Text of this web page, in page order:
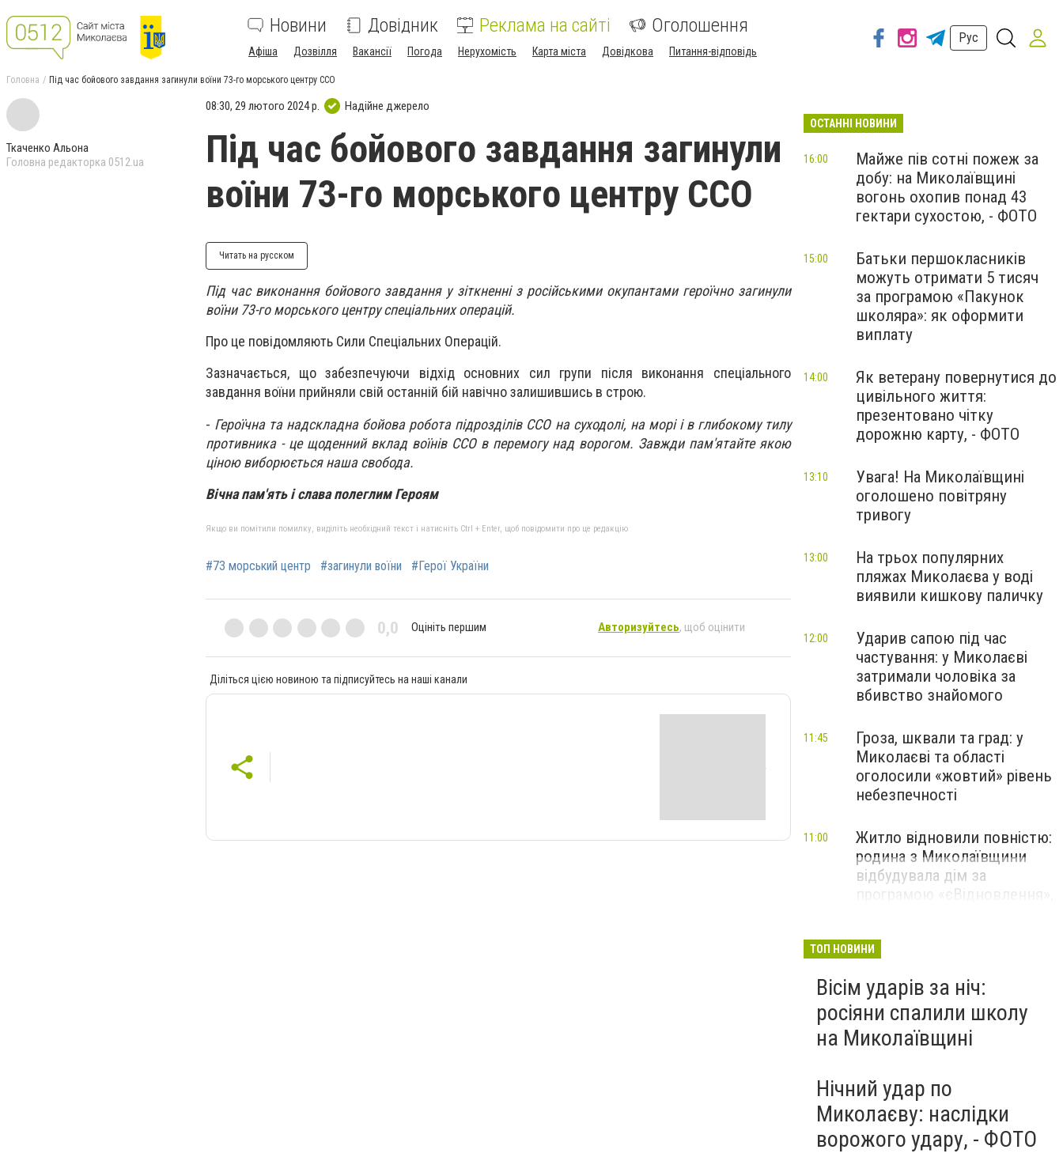
Новини Довідник Реклама на сайті Оголошення
Афіша Дозвілля Вакансії Погода Нерухомість Карта міста Довідкова Питання-відповідь
Рус
Головна Під час бойового завдання загинули воїни 73-го морського центру ССО
Ткаченко Альона
Головна редакторка 0512.ua
08:30, 29 лютого 2024 р. Надійне джерело
Під час бойового завдання загинули
воїни 73-го морського центру ССО
Читать на русском
Під час виконання бойового завдання у зіткненні з російськими окупантами героїчно загинули
воїни 73-го морського центру спеціальних операцій.
Про це повідомляють Сили Спеціальних Операцій.
Зазначається, що забезпечуючи відхід основних сил групи після виконання спеціального
завдання воїни прийняли свій останній бій навічно залишившись в строю.
- Героїчна та надскладна бойова робота підрозділів ССО на суходолі, на морі і в глибокому тилу
противника - це щоденний вклад воїнів ССО в перемогу над ворогом. Завжди пам'ятайте якою
ціною виборюється наша свобода.
Вічна пам'ять і слава полеглим Героям
Якщо ви помітили помилку, виділіть необхідний текст і натисніть Ctrl + Enter, щоб повідомити про це редакцію
#73 морський центр #загинули воїни #Герої України
0,0 Оцініть першим Авторизуйтесь, щоб оцінити
Діліться цією новиною та підписуйтесь на наші канали
ОСТАННІ НОВИНИ
Майже пів сотні пожеж за
добу: на Миколаївщині
вогонь охопив понад 43
гектари сухостою, - ФОТО
16:00
Батьки першокласників
можуть отримати 5 тисяч
за програмою «Пакунок
школяра»: як оформити
виплату
15:00
Як ветерану повернутися до
цивільного життя:
презентовано чітку
дорожню карту, - ФОТО
14:00
Увага! На Миколаївщині
оголошено повітряну
тривогу
13:10
На трьох популярних
пляжах Миколаєва у воді
виявили кишкову паличку
13:00
Ударив сапою під час
частування: у Миколаєві
затримали чоловіка за
вбивство знайомого
12:00
Гроза, шквали та град: у
Миколаєві та області
оголосили «жовтий» рівень
небезпечності
11:45
Житло відновили повністю:
родина з Миколаївщини
відбудувала дім за
програмою «єВідновлення»,
11:00
ТОП НОВИНИ
Вісім ударів за ніч:
росіяни спалили школу
на Миколаївщині
Нічний удар по
Миколаєву: наслідки
ворожого удару, - ФОТО